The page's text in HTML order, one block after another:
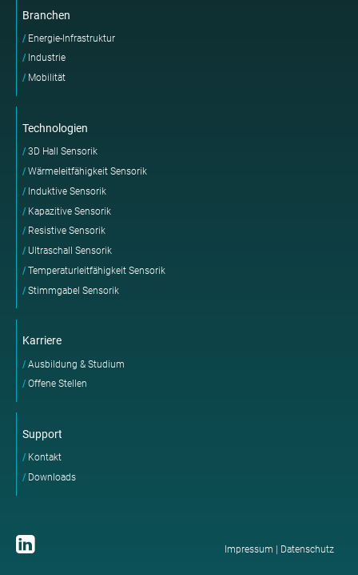
Branchen
Energie-Infrastruktur
Industrie
Mobilität
Technologien
3D Hall Sensorik
Wärmeleitfähigkeit Sensorik
Induktive Sensorik
Kapazitive Sensorik
Resistive Sensorik
Ultraschall Sensorik
Temperaturleitfähigkeit Sensorik
Stimmgabel Sensorik
Karriere
Ausbildung & Studium
Offene Stellen
Support
Kontakt
Downloads
Impressum | Datenschutz